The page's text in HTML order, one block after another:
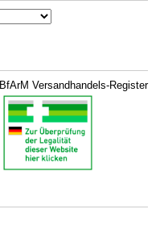
BfArM Versandhandels-Register